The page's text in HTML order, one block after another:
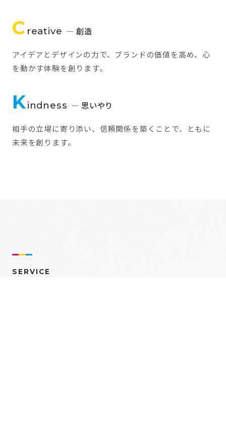
C reative — 創造
アイデアとデザインの力で、ブランドの価値を高め、心
を動かす体験を創ります。
Kindness — 思いやり
相手の立場に寄り添い、信頼関係を築くことで、ともに
未来を創ります。
SERVICE